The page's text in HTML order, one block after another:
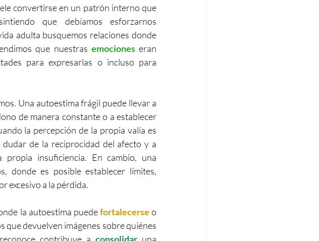
convertirse en un patrón interno que
que debíamos esforzarnos
adulta busquemos relaciones donde
que nuestras emociones eran
para expresarlas o incluso para
Una autoestima frágil puede llevar a
de manera constante o a establecer
la percepción de la propia valía es
de la reciprocidad del afecto y a
propia insuficiencia. En cambio, una
donde es posible establecer límites,
excesivo a la pérdida.
la autoestima puede fortalecerse o
que devuelven imágenes sobre quiénes